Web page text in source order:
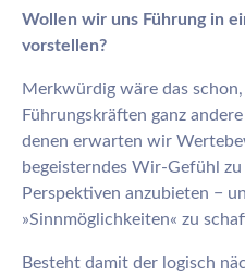
Wollen wir uns Führung in
vorstellen?
Merkwürdig wäre das
Führungskräften ganz
denen erwarten wir
begeisterndes Wir-Gefühl
Perspektiven anzubieten −
»Sinnmöglichkeiten« zu
Besteht damit der logisch